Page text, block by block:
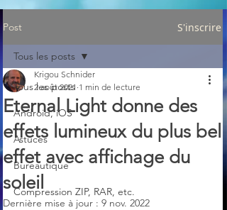
Post S'inscrire
Tous les posts
Android, iOS
Astuces
Bureautique
Compression ZIP, RAR, etc.
Tous les posts
Eternal Light donne des
effets lumineux du plus bel
effet avec affichage du
soleil
Krigou Schnider
2 août 2021 1 min de lecture
Dernière mise à jour : 9 nov. 2022